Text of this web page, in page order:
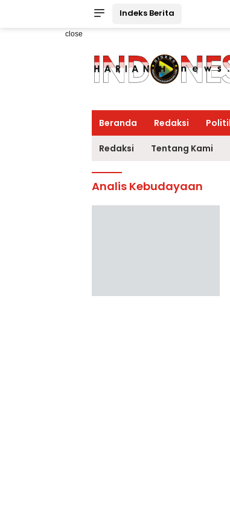
Indeks Berita
close
Beranda Redaksi
Redaksi Tentang Kami
Analis Kebudayaan